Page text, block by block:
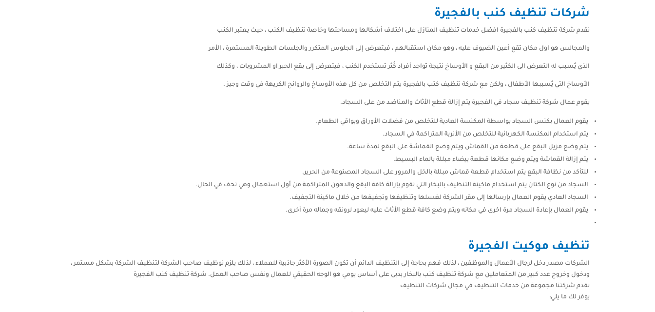
شركات تنظيف كنب بالفجيرة
تقدم شركة تنظيف كنب بالفجيرة افضل خدمات تنظيف المنازل على اختلاف أشكالها ومساحتها وخاصة تنظيف الكنب ، حيث يعتبر الكنب
والمجالس هو اول مكان تقع أعين الضيوف عليه ، وهو مكان استقبالهم ، فيتعرض إلى الجلوس المتكرر والجلسات الطويلة المستمرة ، الأمر
الذي يُسبب له التعرض الى الكثير من البقع و الأوساخ نتيجة تواجد أفراد كُثر تستخدم الكنب ، فيتعرض إلى بقع الحبر او المشروبات ، وكذلك
الأوساخ التي يُسببها الأطفال ، ولكن مع شركة تنظيف كتب بالفجيرة يتم التخلص من كل هذه الأوساخ والروائح الكريهة في وقت وجيز .
يقوم عمال شركة تنظيف سجاد في الفجيرة يتم إزالة قطع الأثاث والمناضد من على السجاد.
يقوم العمال بكنس السجاد بواسطة المكنسة العادية للتخلص من فضلات الأوراق وبواقي الطعام.
يتم استخدام المكنسة الكهربائية للتخلص من الأتربة المتراكمة في السجاد.
يتم وضع مزيل البقع على قطعة من القماش ويتم وضع القماشة على البقع لمدة ساعة.
يتم إزالة القماشة ويتم وضع مكانها قطعة بيضاء مبللة بالماء البسيط.
للتأكد من نظافة البقع يتم استخدام قطعة قماش مبللة بالخل والمرور على السجاد المصنوعة من الحرير.
السجاد من نوع الكتان يتم استخدام ماكينة التنظيف بالبخار التي تقوم بإزالة كافة البقع والدهون المتراكمة من أول استعمال وهي تحف في الحال.
السجاد العادي يقوم العمال بإرسالها إلى مقر الشركة لغسلها وتنظيفها وتجفيفها من خلال ماكينة التجفيف.
يقوم العمال بإعادة السجاد مرة اخرى في مكانه ويتم وضع كافة قطع الأثاث عليه ليعود لرونقه وجماله مرة أخرى.
تنظيف موكيت الفجيرة
الشركات مصدر دخل لرجال الأعمال والموظفين ، لذلك فهم بحاجة إلى التنظيف الدائم أن تكون الصورة الأكثر جاذبية للعملاء ، لذلك يلزم توظيف صاحب الشركة لتنظيف الشركة بشكل مستمر ،
ودخول وخروج عدد كبير من المتعاملين مع شركة تنظيف كنب بالبخار بدبى على أساس يومي هو الوجه الحقيقي للعمال ونفس صاحب العمل. شركة تنظيف كنب الفجيرة
تقدم شركتنا مجموعة من خدمات التنظيف في مجال شركات التنظيف
يوفر لك ما يلي: